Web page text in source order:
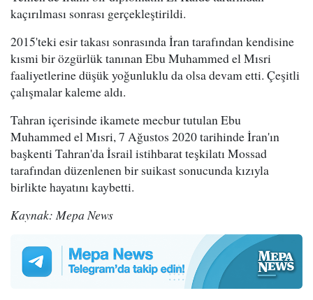
kaçırılması sonrası gerçekleştirildi.
2015'teki esir takası sonrasında İran tarafından kendisine
kısmi bir özgürlük tanınan Ebu Muhammed el Mısri
faaliyetlerine düşük yoğunluklu da olsa devam etti. Çeşitli
çalışmalar kaleme aldı.
Tahran içerisinde ikamete mecbur tutulan Ebu
Muhammed el Mısri, 7 Ağustos 2020 tarihinde İran'ın
başkenti Tahran'da İsrail istihbarat teşkilatı Mossad
tarafından düzenlenen bir suikast sonucunda kızıyla
birlikte hayatını kaybetti.
Kaynak: Mepa News